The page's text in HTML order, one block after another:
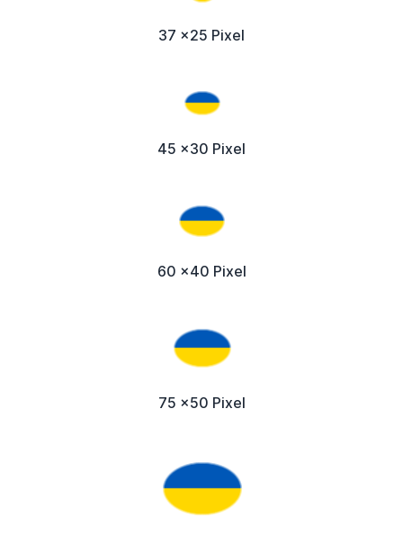
37 x25 Pixel
45 x30 Pixel
60 x40 Pixel
75 x50 Pixel